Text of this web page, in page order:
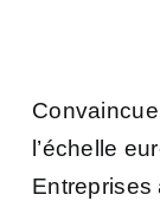
l’échelle
Entreprises